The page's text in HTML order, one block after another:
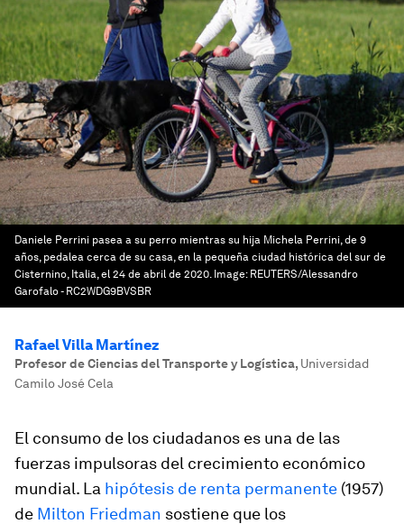
Daniele Perrini pasea a su perro mientras su hija Michela Perrini, de 9
años, pedalea cerca de su casa, en la pequeña ciudad histórica del sur de
Cisternino, Italia, el 24 de abril de 2020. Image: REUTERS/Alessandro
Garofalo - RC2WDG9BVSBR
Rafael Villa Martínez
Profesor de Ciencias del Transporte y Logística, Universidad
Camilo José Cela
El consumo de los ciudadanos es una de las
fuerzas impulsoras del crecimiento económico
mundial. La hipótesis de renta permanente (1957)
de Milton Friedman sostiene que los